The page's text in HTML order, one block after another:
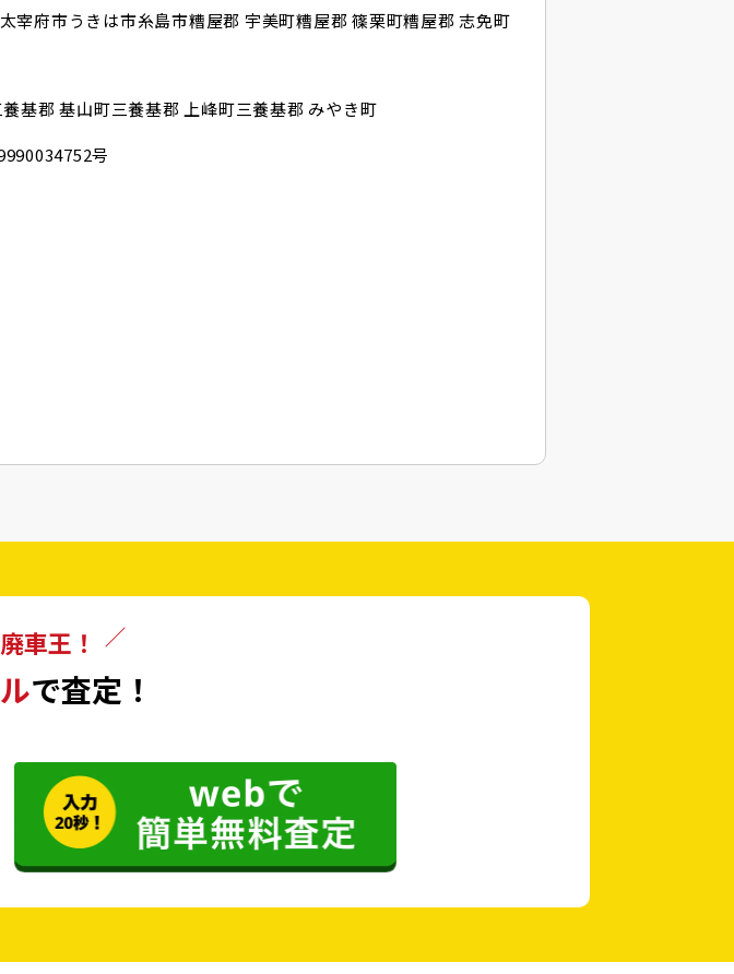
太宰府市うきは市糸島市糟屋郡 宇美町糟屋郡 篠栗町糟屋郡 志免町
養基郡 基山町三養基郡 上峰町三養基郡 みやき町
号
車王！
で査定！